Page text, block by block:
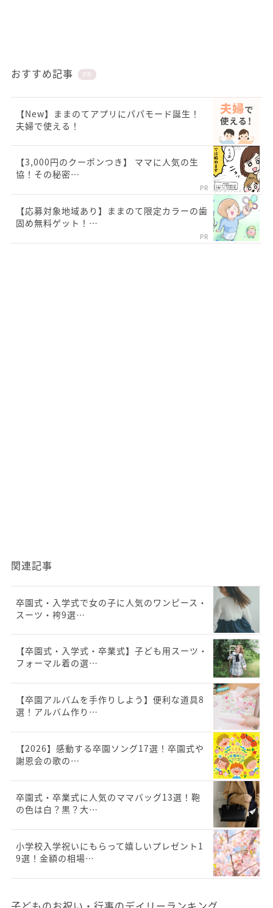
おすすめ記事 PR
【New】ままのてアプリにパパモード誕生！
夫婦で使える！
【3,000円のクーポンつき】 ママに人気の生
協！その秘密…
PR
【応募対象地域あり】ままのて限定カラーの歯
固め無料ゲット！…
PR
関連記事
卒園式・入学式で女の子に人気のワンピース・
スーツ・袴9選…
【卒園式・入学式・卒業式】子ども用スーツ・
フォーマル着の選…
【卒園アルバムを手作りしよう】便利な道具8
選！アルバム作り…
【2026】感動する卒園ソング17選！卒園式や
謝恩会の歌の…
卒園式・卒業式に人気のママバッグ13選！鞄
の色は白？黒？大…
小学校入学祝いにもらって嬉しいプレゼント1
9選！金額の相場…